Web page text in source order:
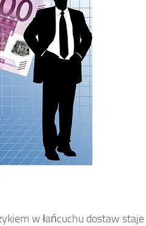
w łańcuchu dostaw